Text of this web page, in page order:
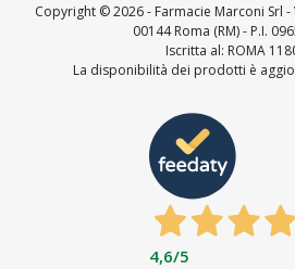
Copyright ©2026 - Farmacie Marconi Srl
00144 Roma (RM) - P.I.
Iscritta al: ROMA
La disponibilità dei prodotti è
4,6/5